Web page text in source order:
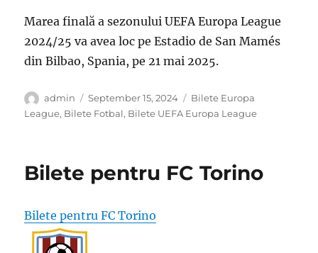
Marea finală a sezonului UEFA Europa League
2024/25 va avea loc pe Estadio de San Mamés
din Bilbao, Spania, pe 21 mai 2025.
Author
admin
Posted
on
September 15, 2024 Categories
Bilete Europa
League, Bilete Fotbal, Bilete UEFA Europa League
Bilete pentru FC Torino
Bilete pentru FC Torino